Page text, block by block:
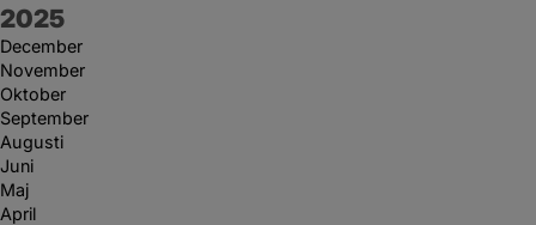
År:
2025
December
November
Oktober
September
Augusti
Juni
Maj
April